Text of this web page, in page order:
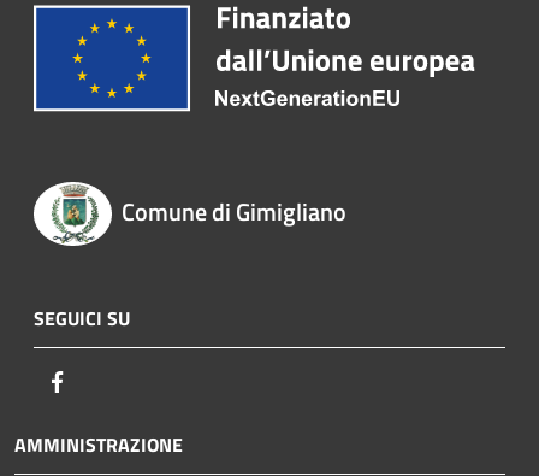
Comune di Gimigliano
SEGUICI SU
AMMINISTRAZIONE